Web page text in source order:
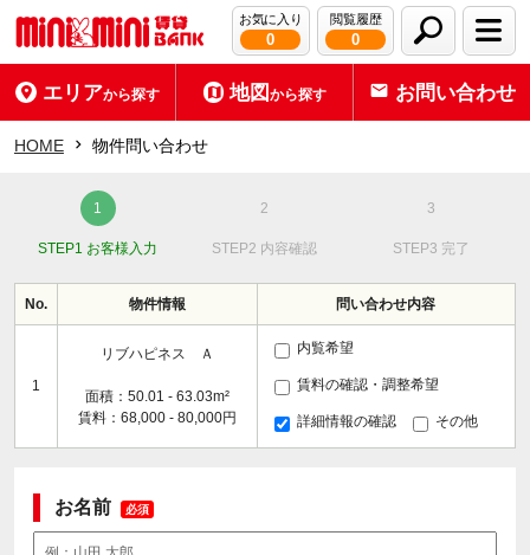
お気に入り
0
閲覧履歴
0
エリアから探す 地図から探す お問い合わせ
HOME 物件問い合わせ
STEP1 お客様入力 STEP2 内容確認 STEP3 完了
No. 物件情報 問い合わせ内容
1
リブハピネス Ａ
面積：50.01 - 63.03m²
賃料：68,000 - 80,000円
内覧希望
賃料の確認・調整希望
詳細情報の確認 その他
お名前 必須